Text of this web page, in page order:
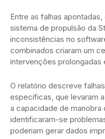
Entre as falhas
sistema de propulsão da
inconsistências no
combinados criaram um
intervenções prolongadas
O relatório descreve
específicas, que levaram
a capacidade de manobra
identificaram-se
poderiam gerar dados